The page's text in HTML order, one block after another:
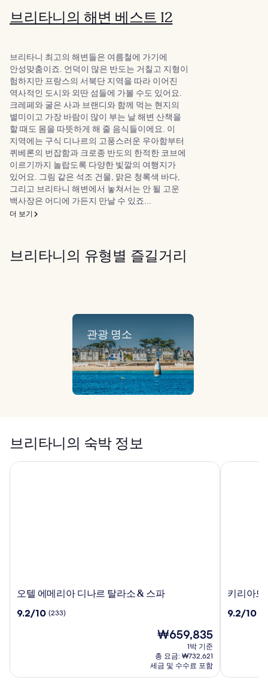
브리타니의 해변 베스트 12
브리타니 최고의 해변들은 여름철에 가기에
안성맞춤이죠. 언덕이 많은 반도는 거칠고 지형이
험하지만 프랑스의 서북단 지역을 따라 이어진
역사적인 도시와 외딴 섬들에 가볼 수도 있어요.
크레페와 굴은 사과 브랜디와 함께 먹는 현지의
별미이고 가장 바람이 많이 부는 날 해변 산책을
할 때도 몸을 따뜻하게 해 줄 음식들이에요. 이
지역에는 구식 디나르의 고풍스러운 우아함부터
퀴베론의 번잡함과 크로종 반도의 한적한 코브에
이르기까지 놀랍도록 다양한 빛깔의 여행지가
있어요. 그림 같은 석조 건물, 맑은 청록색 바다,
그리고 브리타니 해변에서 놓쳐서는 안 될 고운
백사장은 어디에 가든지 만날 수 있죠...
더 보기
브리타니의 유형별 즐길거리
관광 명소
브리타니의 숙박 정보
오
에
나
오텔 에메리아 디나르 탈라소 & 스파
10
점,
9.2/10 (233)
현
요
금
₩659,835
₩659,835
1박 기준
총 요금: ₩732,621
세금 및 수수료 포함
오텔 에메리아 디나르 탈라소 & 스파
키
아
티
키리아드
10
점,
9.2/10
키리아드